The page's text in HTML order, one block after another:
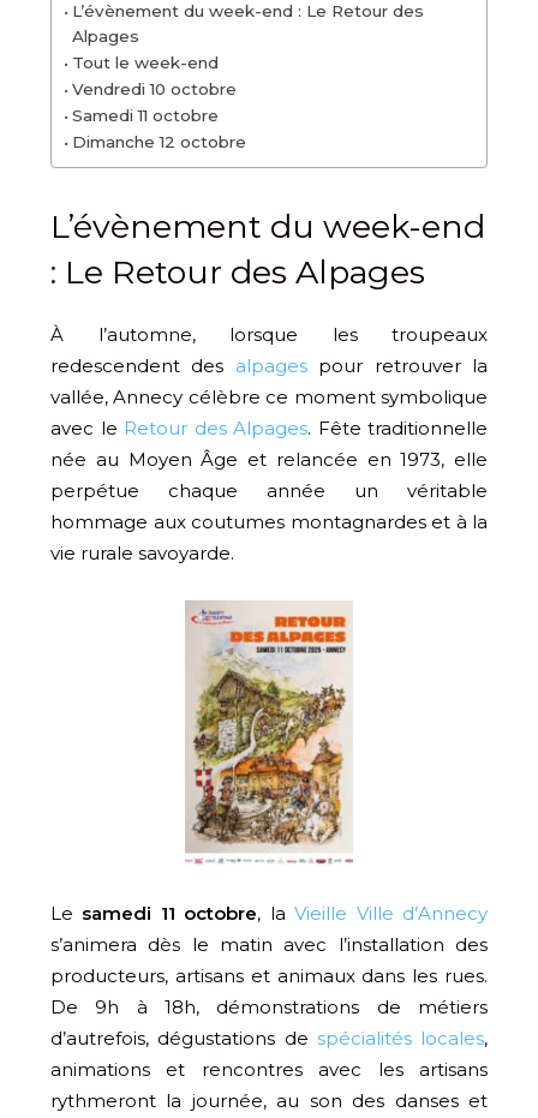
L’évènement du week-end : Le Retour des
Alpages
Tout le week-end
Vendredi 10 octobre
Samedi 11 octobre
Dimanche 12 octobre
L’évènement du week-end
: Le Retour des Alpages
À l’automne, lorsque les troupeaux
redescendent des alpagespour retrouver la
vallée, Annecy célèbre ce moment symbolique
avec le Retour des Alpages. Fête traditionnelle
née au Moyen Âge et relancée en 1973, elle
perpétue chaque année un véritable
hommage aux coutumes montagnardes et à la
vie rurale savoyarde.
Le samedi 11 octobre, laVieille Ville d’Annecy
s’animera dès le matin avec l’installation des
producteurs, artisans et animaux dans les rues.
De 9h à 18h, démonstrations de métiers
d’autrefois, dégustations de spécialités locales,
animations et rencontres avec les artisans
rythmeront la journée, au son des danses et